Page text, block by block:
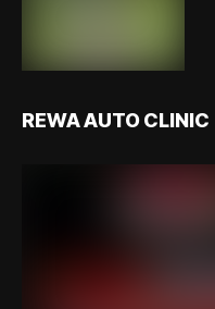
REWA AUTO CLINIC